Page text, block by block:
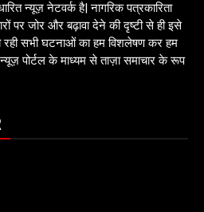
न्यूज़ नेटवर्क है| नागरिक पत्रकारिता
पर जोर और बढ़ावा देने की दृष्टी से ही इसे
रही सभी घटनाओं का हम विशलेषण कर हम
पोर्टल के माध्यम से ताज़ा समाचार के रूप